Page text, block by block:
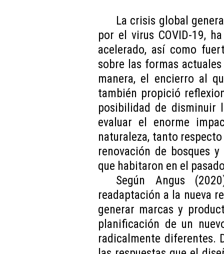
La crisis global
por el virus COVID-19,
acelerado, así como
sobre las formas
manera, el encierro al
también propició
posibilidad de disminuir
evaluar el enorme
naturaleza, tanto
renovación de bosques
que habitaron en el
Según Angus
readaptación a la nueva
generar marcas y
planificación de un
radicalmente diferentes.